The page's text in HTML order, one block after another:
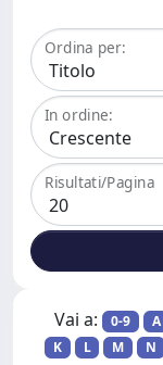
Ordina per:
In ordine:
Risultati/Pagina
Vai a: 0-9 A
K
L M N